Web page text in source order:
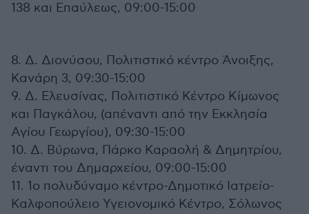
138 και Επαύλεως, 09:00-15:00
8. Δ. Διονύσου, Πολιτιστικό κέντρο Άνοιξης,
Κανάρη 3, 09:30-15:00
9. Δ. Ελευσίνας, Πολιτιστικό Κέντρο Κίμωνος
και Παγκάλου, (απέναντι από την Εκκλησία
Αγίου Γεωργίου), 09:30-15:00
10. Δ. Βύρωνα, Πάρκο Καραολή & Δημητρίου,
έναντι του Δημαρχείου, 09:00-15:00
11. 1ο πολυδύναμο κέντρο-Δημοτικό Ιατρείο-
Καλφοπούλειο Υγειονομικό Κέντρο, Σόλωνος